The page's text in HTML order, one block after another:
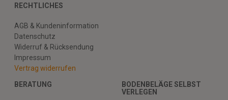
RECHTLICHES
AGB & Kundeninformation
Datenschutz
Widerruf & Rücksendung
Impressum
Vertrag widerrufen
BERATUNG
BODENBELÄGE SELBST
VERLEGEN